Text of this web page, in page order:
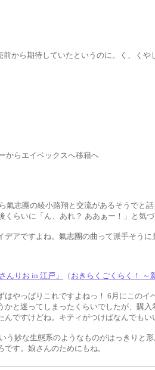
から期待していたというのに。く、くや
からエイベックスへ移籍へ
志團の綾小路翔と交流があるそうでと
くらいに「ん、あれ？ ああぁー！」と気
アですよね。氣志團の曲って派手そうに
んりお in 江戸」 （ おきらくごくらく！ ～
やっぱりこれですよねっ！ 6月にこの
と迷ってしまったくらいでしたが、購
ですけどね。キティがつけばなんでもい
う妙な生態系のようなものがはっきりと
す。娘さんのためにもね。